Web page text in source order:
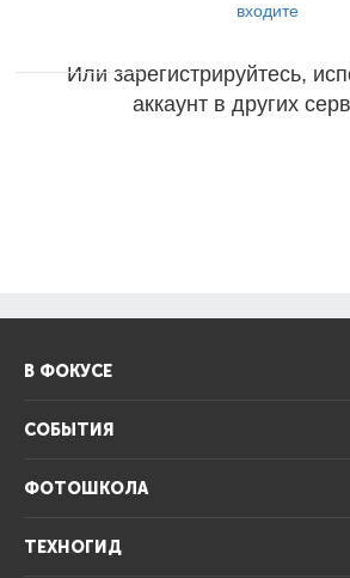
входите
Или зарегистрируйтесь,
аккаунт в других
В ФОКУСЕ
СОБЫТИЯ
ФОТОШКОЛА
ТЕХНОГИД